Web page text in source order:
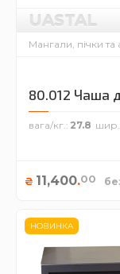
UASTAL
Мангали, пічки та
80.012 Чаша
вага/кг. 27.8 шир.
₴ 11,400.00
НОВИНКА